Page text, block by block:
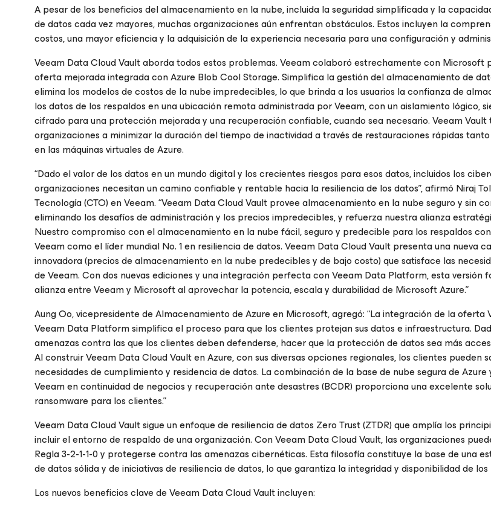
A pesar de los beneficios del almacenamiento en la nube, incluida la seguridad simplificada y la
de datos cada vez mayores, muchas organizaciones aún enfrentan obstáculos. Estos incluyen la
costos, una mayor eficiencia y la adquisición de la experiencia necesaria para una configuración y
Veeam Data Cloud Vault aborda todos estos problemas. Veeam colaboró estrechamente con Microsoft
oferta mejorada integrada con Azure Blob Cool Storage. Simplifica la gestión del almacenamiento de
elimina los modelos de costos de la nube impredecibles, lo que brinda a los usuarios la confianza de
los datos de los respaldos en una ubicación remota administrada por Veeam, con un aislamiento lógico,
cifrado para una protección mejorada y una recuperación confiable, cuando sea necesario. Veeam Vault
organizaciones a minimizar la duración del tiempo de inactividad a través de restauraciones rápidas
en las máquinas virtuales de Azure.
“Dado el valor de los datos en un mundo digital y los crecientes riesgos para esos datos, incluidos los
organizaciones necesitan un camino confiable y rentable hacia la resiliencia de los datos”, afirmó Niraj
Tecnología (CTO) en Veeam. “Veeam Data Cloud Vault provee almacenamiento en la nube seguro y sin
eliminando los desafíos de administración y los precios impredecibles, y refuerza nuestra alianza
Nuestro compromiso con el almacenamiento en la nube fácil, seguro y predecible para los respaldos
Veeam como el líder mundial No. 1 en resiliencia de datos. Veeam Data Cloud Vault presenta una nueva
innovadora (precios de almacenamiento en la nube predecibles y de bajo costo) que satisface las
de Veeam. Con dos nuevas ediciones y una integración perfecta con Veeam Data Platform, esta versión
alianza entre Veeam y Microsoft al aprovechar la potencia, escala y durabilidad de Microsoft Azure.”
Aung Oo, vicepresidente de Almacenamiento de Azure en Microsoft, agregó: “La integración de la oferta
Veeam Data Platform simplifica el proceso para que los clientes protejan sus datos e infraestructura.
amenazas contra las que los clientes deben defenderse, hacer que la protección de datos sea más
Al construir Veeam Data Cloud Vault en Azure, con sus diversas opciones regionales, los clientes pueden
necesidades de cumplimiento y residencia de datos. La combinación de la base de nube segura de
Veeam en continuidad de negocios y recuperación ante desastres (BCDR) proporciona una excelente
ransomware para los clientes.”
Veeam Data Cloud Vault sigue un enfoque de resiliencia de datos Zero Trust (ZTDR) que amplía los
incluir el entorno de respaldo de una organización. Con Veeam Data Cloud Vault, las organizaciones
Regla 3-2-1-1-0 y protegerse contra las amenazas cibernéticas. Esta filosofía constituye la base de una
de datos sólida y de iniciativas de resiliencia de datos, lo que garantiza la integridad y disponibilidad de los
Los nuevos beneficios clave de Veeam Data Cloud Vault incluyen: